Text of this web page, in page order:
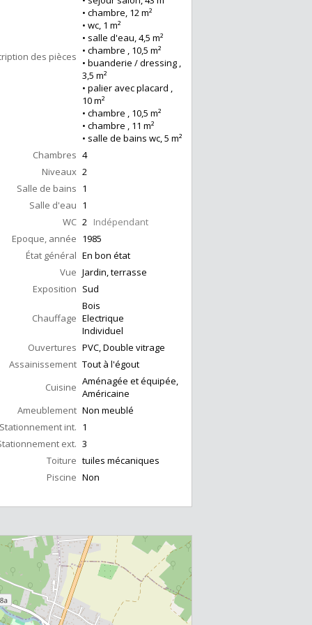
des pièces
• chambre, 12 m²
• wc, 1 m²
• salle d'eau, 4,5 m²
• chambre , 10,5 m²
• buanderie / dressing ,
3,5 m²
• palier avec placard ,
10 m²
• chambre , 10,5 m²
• chambre , 11 m²
• salle de bains wc, 5 m²
Chambres 4
Niveaux 2
Salle de bains 1
Salle d'eau 1
WC 2 Indépendant
Epoque, année 1985
État général En bon état
Vue Jardin, terrasse
Exposition Sud
Chauffage
Bois
Electrique
Individuel
Ouvertures PVC, Double vitrage
Assainissement Tout à l'égout
Cuisine Aménagée et équipée,
Américaine
Ameublement Non meublé
Stationnement int. 1
ext. 3
Toiture tuiles mécaniques
Piscine Non